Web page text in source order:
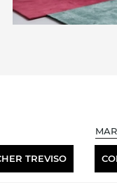
TREVISO